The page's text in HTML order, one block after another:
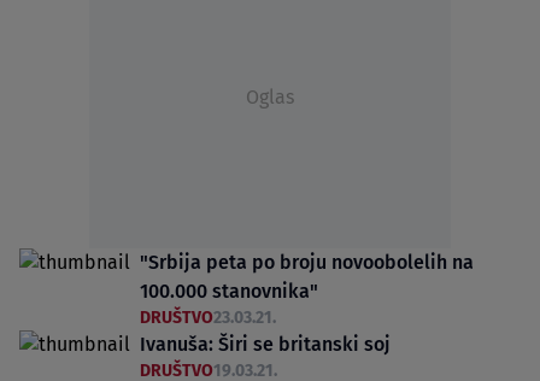
Oglas
"Srbija peta po broju novoobolelih na
100.000 stanovnika"
DRUŠTVO23.03.21.
Ivanuša: Širi se britanski soj
DRUŠTVO19.03.21.